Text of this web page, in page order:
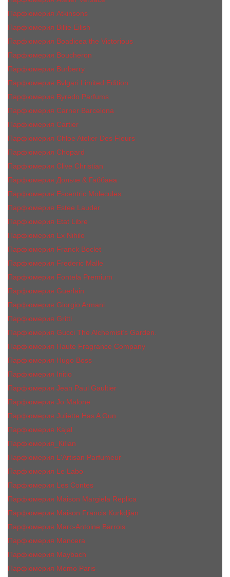
Парфюмерия Atkinsons
Парфюмерия Billie Eilish
Парфюмерия Boadicea the Victorious
Парфюмерия Boucheron
Парфюмерия Burberry
Парфюмерия Bvlgari Limited Edition
Парфюмерия Byredo Parfums
Парфюмерия Carner Barcelona
Парфюмерия Cartier
Парфюмерия Chloe Atelier Des Fleurs
Парфюмерия Сhopard
Парфюмерия Clive Christian
Парфюмерия Дольче & Габбана
Парфюмерия Escentric Molecules
Парфюмерия Estee Lаudеr
Парфюмерия Etat Libre
Парфюмерия Ex Nihilo
Парфюмерия Franck Boclet
Парфюмерия Frеderic Mаlle
Парфюмерия Fontela Premium
Парфюмерия Guerlain
Парфюмерия Giorgio Armani
Парфюмерия Gritti
Парфюмерия Gucci The Alchemist’s Garden.
Парфюмерия Haute Fragrance Company
Парфюмерия Hugo Boss
Парфюмерия Initio
Парфюмерия Jean Paul Gaultier
Парфюмерия Jо Malоnе
Парфюмерия Juliette Has A Gun
Парфюмерия Kajal
Парфюмерия_КiIiаn
Парфюмерия L'Artisan Parfumeur
Парфюмерия Le Labo
Парфюмерия Les Contes
Парфюмерия Maison Margiela Replica
Парфюмерия Maison Francis Kurkdjian
Парфюмерия Marc-Antoine Barrois
Парфюмерия Mancera
Парфюмерия Maybach
Парфюмерия Memo Paris